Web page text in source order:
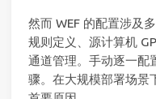
然而 WEF 的配置涉及
规则定义、源计算机
通道管理。手动逐一配
骤。在大规模部署场景